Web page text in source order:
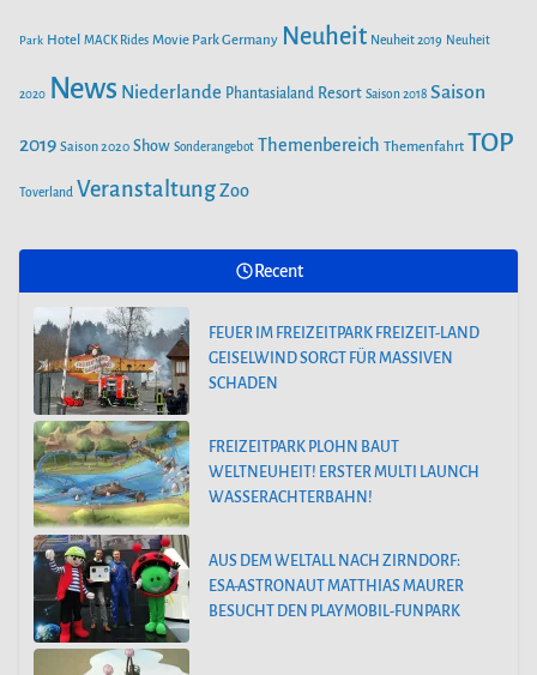
Park Hotel MACK Rides Movie Park Germany Neuheit Neuheit 2019 Neuheit
2020 News Niederlande Phantasialand Resort Saison 2018 Saison
2019 Saison 2020 Show Sonderangebot Themenbereich Themenfahrt TOP
Toverland VeranstaltungZoo
Recent
FEUER IM FREIZEITPARK FREIZEIT-LAND
GEISELWIND SORGT FÜR MASSIVEN
SCHADEN
FREIZEITPARK PLOHN BAUT
WELTNEUHEIT! ERSTER MULTI LAUNCH
WASSERACHTERBAHN!
AUS DEM WELTALL NACH ZIRNDORF:
ESA-ASTRONAUT MATTHIAS MAURER
BESUCHT DEN PLAYMOBIL-FUNPARK